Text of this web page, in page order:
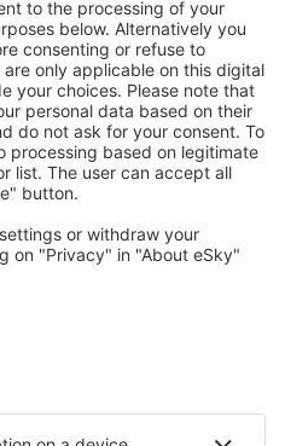
gusta
zařízení: hotelů,
města
Ubytování in Belleville